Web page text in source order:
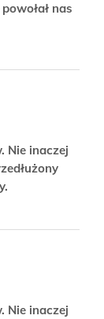
nas
Nie inaczej
Nie inaczej